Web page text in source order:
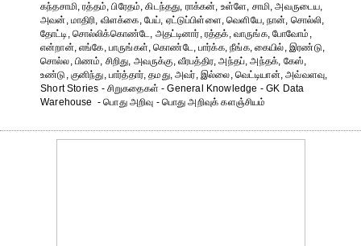
கந்தசாமி, ரத்தம், பிரேதம், கிடந்தது, ராக்கன், உள்ளே, சாமி, அவருடைய,
அவன், மாதிரி, விளக்கை, பேய், ஏட்டுப்பிள்ளை, வெளியே, நான், சொல்லி,
தோட்டி, சொல்லிக்கொண்டே, அதட்டினார், ரத்தக், வாருங்க, போவோம்,
என்றான், எங்கே, பாருங்கள், கொண்டே, பார்க்க, நீங்க, கையில், இரண்டு,
சொல்ல, பிணம், சிறிது, அவருக்கு, வீரபத்திர, அந்தப், அந்தக், கேஸ்,
உண்டு, குனிந்து, பார்த்தார், தமது, அவர், இல்லை, வெட்டியான், அவ்வளவு,
Short Stories - சிறுகதைகள் - General Knowledge - GK Data
Warehouse - பொது அறிவு - பொது அறிவுக் களஞ்சியம்